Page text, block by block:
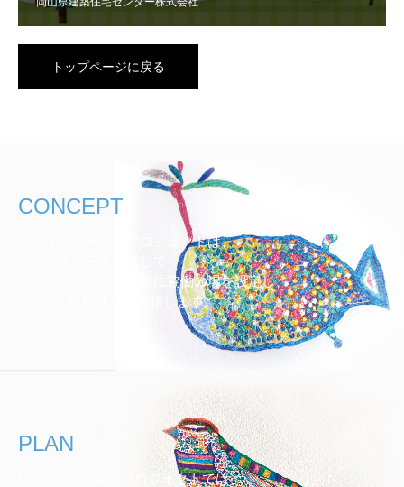
トップページに戻る
CONCEPT
デザインゴールズプロジェクトは、
ステークホルダーと共に協働の場を設定し、
SDGsの目標達成を目指します。
PLAN
DESIGN GOALSプロジェクトでは、